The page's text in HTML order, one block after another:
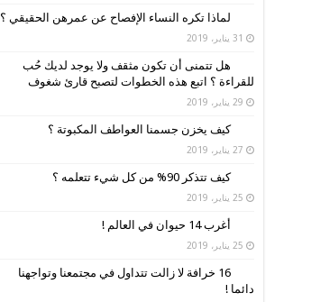
لماذا تكره النساء الإفصاح عن عمرهن الحقيقي ؟
31 يناير، 2019
هل تتمنى أن تكون مثقف ولا يوجد لديك حُب
للقراءة ؟ اتبع هذه الخطوات لتصبح قارئ شغوف
29 يناير، 2019
كيف يخزن جسمنا العواطف المكبوتة ؟
27 يناير، 2019
كيف تتذكر 90% من كل شيء تتعلمه ؟
25 يناير، 2019
أغرب 14 حيوان في العالم !
25 يناير، 2019
16 خرافة لا زالت تتداول في مجتمعنا وتواجهنا
دائما !